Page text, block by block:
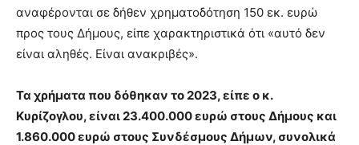
αναφέρονται σε δήθεν χρηματοδότηση 150 εκ. ευρώ
προς τους Δήμους, είπε χαρακτηριστικά ότι «αυτό δεν
είναι αληθές. Είναι ανακριβές».
Τα χρήματα που δόθηκαν το 2023, είπε ο κ.
Κυρίζογλου, είναι 23.400.000 ευρώ στους Δήμους και
1.860.000 ευρώ στους Συνδέσμους Δήμων, συνολικά